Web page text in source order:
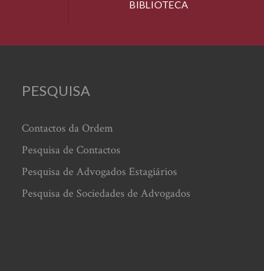
BIBLIOTECA
PESQUISA
Contactos da Ordem
Pesquisa de Contactos
Pesquisa de Advogados Estagiários
Pesquisa de Sociedades de Advogados